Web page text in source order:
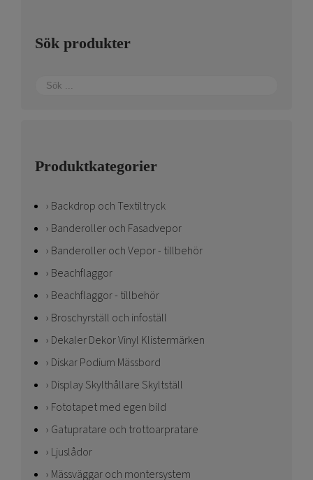
Sök produkter
Produktkategorier
Backdrop och Textiltryck
Banderoller och Fasadvepor
Banderoller och Vepor - tillbehör
Beachflaggor
Beachflaggor - tillbehör
Broschyrställ och infoställ
Dekaler Dekor Vinyl Klistermärken
Diskar Podium Mässbord
Display Skylthållare Skyltställ
Fototapet med egen bild
Gatupratare och trottoarpratare
Ljuslådor
Mässväggar och montersystem